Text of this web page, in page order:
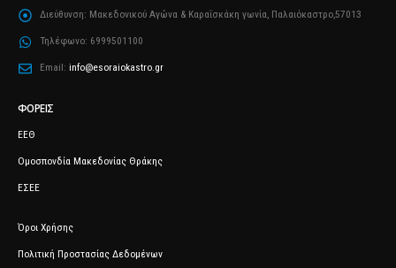
Διεύθυνση: Μακεδονικού Αγώνα & Καραΐσκάκη γωνία, Παλαιόκαστρο,57013
Τηλέφωνο: 6999501100
Email: info@esoraiokastro.gr
ΦΟΡΕΊΣ
ΕΕΘ
Ομοσπονδία Μακεδονίας Θράκης
ΕΣΕΕ
Όροι Χρήσης
Πολιτική Προστασίας Δεδομένων